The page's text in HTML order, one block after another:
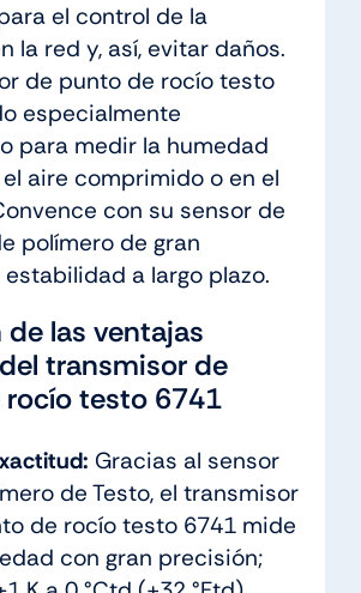
el control de la
la red y, así, evitar daños.
de punto de rocío testo
especialmente
para medir la humedad
aire comprimido o en el
con su sensor de
polímero de gran
a largo plazo.
de las ventajas
transmisor de
testo 6741
Gracias al sensor
de Testo, el transmisor
de rocío testo 6741 mide
con gran precisión;